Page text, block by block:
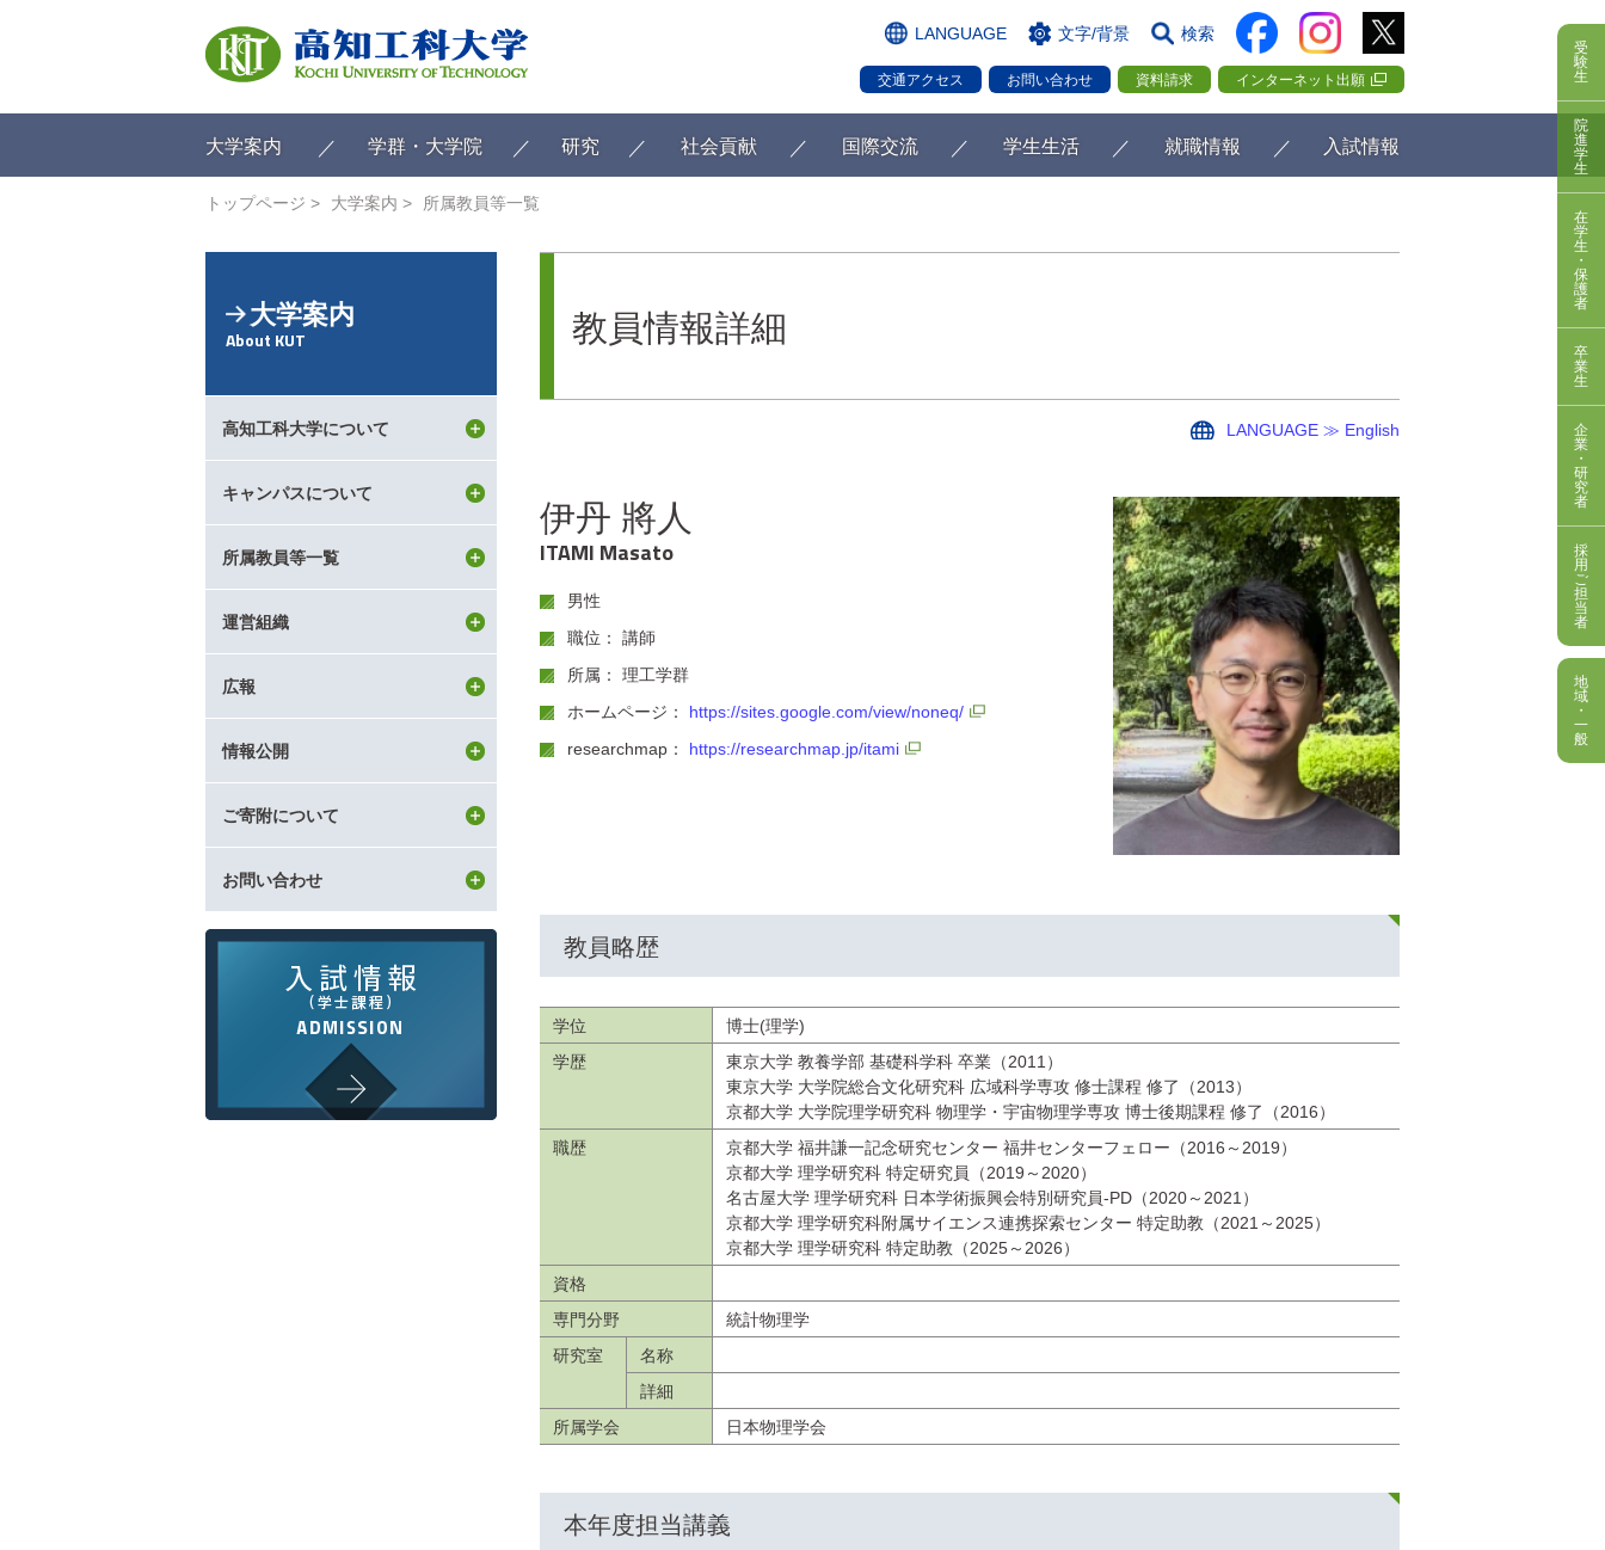
で
LANGUAGE 文字/背景 検索
交通アクセス お問い合わせ 資料請求 インターネット出願
大学案内 学群・大学院 研究 社会貢献 国際交流 学生生活 就職情報 入試情報
受
験
生
院
進
学
生
在
学
生
・
保
護
者
卒
業
生
企
業
・
研
究
者
採
用
ご
担
当
者
地
域
・
一
般
トップページ 大学案内 所属教員等一覧
教員情報詳細
LANGUAGE ≫ English
伊丹 將人
ITAMI Masato
男性
職位： 講師
所属： 理工学群
ホームページ： https://sites.google.com/view/noneq/
researchmap： https://researchmap.jp/itami
教員略歴
学位
博士(理学)
学歴
東京大学 教養学部 基礎科学科 卒業（2011）
東京大学 大学院総合文化研究科 広域科学専攻 修士課程 修了（2013）
京都大学 大学院理学研究科 物理学・宇宙物理学専攻 博士後期課程 修了（2016）
職歴
京都大学 福井謙一記念研究センター 福井センターフェロー（2016～2019）
京都大学 理学研究科 特定研究員（2019～2020）
名古屋大学 理学研究科 日本学術振興会特別研究員-PD（2020～2021）
京都大学 理学研究科附属サイエンス連携探索センター 特定助教（2021～2025）
京都大学 理学研究科 特定助教（2025～2026）
資格
専門分野
統計物理学
研究室
名称
詳細
所属学会
日本物理学会
本年度担当講義
大学案内
About KUT
高知工科大学について
キャンパスについて
所属教員等一覧
運営組織
広報
情報公開
ご寄附について
お問い合わせ